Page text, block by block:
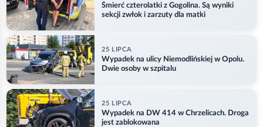
Śmierć czterolatki z Gogolina. Są wyniki
sekcji zwłok i zarzuty dla matki
25 LIPCA
Wypadek na ulicy Niemodlińskiej w Opolu.
Dwie osoby w szpitalu
25 LIPCA
Wypadek na DW 414 w Chrzelicach. Droga
jest zablokowana